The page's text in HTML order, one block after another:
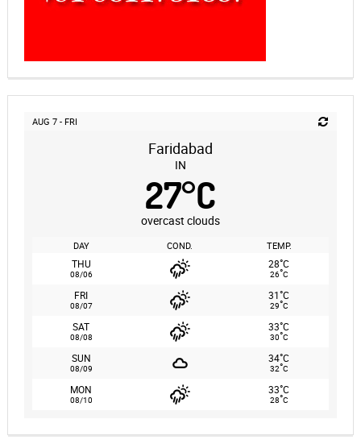
AUG 7 - FRI
Faridabad
IN
27°C
overcast clouds
DAY COND. TEMP.
THU
08/06
28°C
26°C
FRI
08/07
31°C
29°C
SAT
08/08
33°C
30°C
SUN
08/09
34°C
32°C
MON
08/10
33°C
28°C